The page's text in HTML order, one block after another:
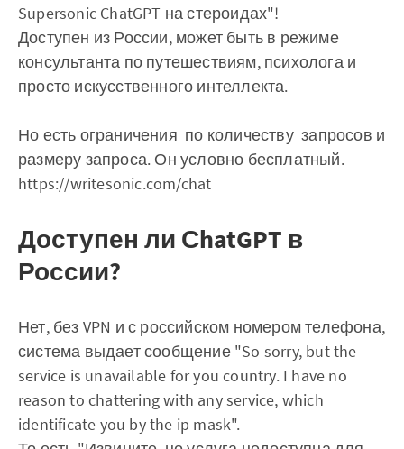
Supersonic ChatGPT на стероидах"!
Доступен из России, может быть в режиме
консультанта по путешествиям, психолога и
просто искусственного интеллекта.
Но есть ограничения по количеству запросов и
размеру запроса. Он условно бесплатный.
https://writesonic.com/chat
Доступен ли СhatGPT в
России?
Нет, без VPN и с российском номером телефона,
система выдает сообщение "So sorry, but the
service is unavailable for you country. I have no
reason to chattering with any service, which
identificate you by the ip mask".